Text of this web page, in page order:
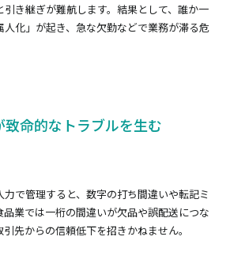
き継ぎが難航します。結果として、誰か一
化」が起き、急な欠勤などで業務が滞る危
命的なトラブルを生む
で管理すると、数字の打ち間違いや転記ミ
業では一桁の間違いが欠品や誤配送につな
先からの信頼低下を招きかねません。